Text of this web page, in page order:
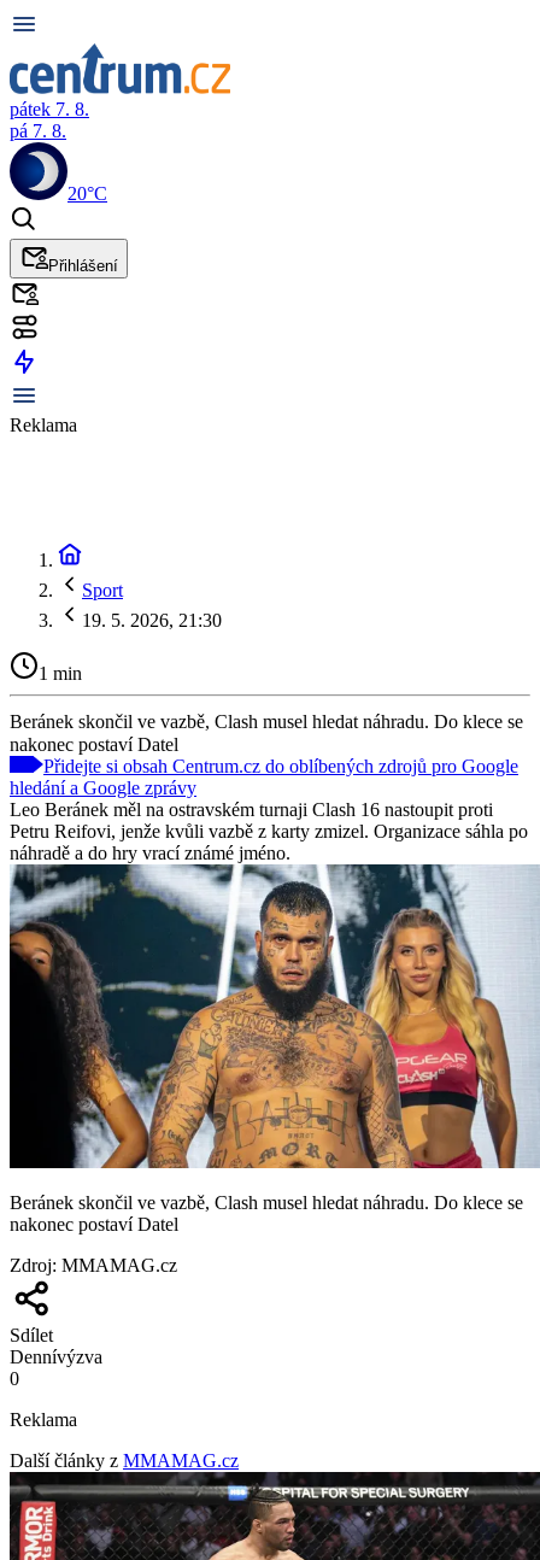
pátek 7. 8.
pá 7. 8.
20°C
Přihlášení
Reklama
Sport
19. 5. 2026, 21:30
1 min
Beránek skončil ve vazbě, Clash musel hledat náhradu. Do klece se
nakonec postaví Datel
Přidejte si obsah Centrum.cz do oblíbených zdrojů pro Google
hledání a Google zprávy
Leo Beránek měl na ostravském turnaji Clash 16 nastoupit proti
Petru Reifovi, jenže kvůli vazbě z karty zmizel. Organizace sáhla po
náhradě a do hry vrací známé jméno.
Beránek skončil ve vazbě, Clash musel hledat náhradu. Do klece se
nakonec postaví Datel
Zdroj: MMAMAG.cz
Sdílet
Dennívýzva
0
Reklama
Další články z MMAMAG.cz